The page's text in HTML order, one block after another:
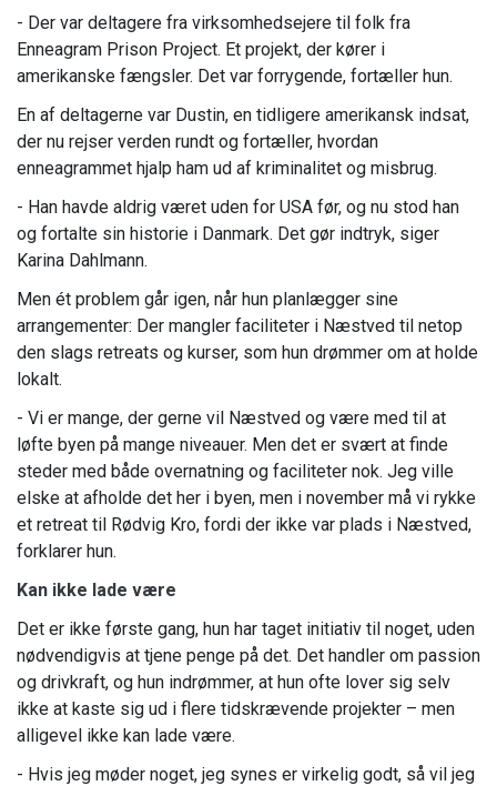
- Der var deltagere fra virksomhedsejere til folk fra
Enneagram Prison Project. Et projekt, der kører i
amerikanske fængsler. Det var forrygende, fortæller hun.
En af deltagerne var Dustin, en tidligere amerikansk indsat,
der nu rejser verden rundt og fortæller, hvordan
enneagrammet hjalp ham ud af kriminalitet og misbrug.
- Han havde aldrig været uden for USA før, og nu stod han
og fortalte sin historie i Danmark. Det gør indtryk, siger
Karina Dahlmann.
Men ét problem går igen, når hun planlægger sine
arrangementer: Der mangler faciliteter i Næstved til netop
den slags retreats og kurser, som hun drømmer om at holde
lokalt.
- Vi er mange, der gerne vil Næstved og være med til at
løfte byen på mange niveauer. Men det er svært at finde
steder med både overnatning og faciliteter nok. Jeg ville
elske at afholde det her i byen, men i november må vi rykke
et retreat til Rødvig Kro, fordi der ikke var plads i Næstved,
forklarer hun.
Kan ikke lade være
Det er ikke første gang, hun har taget initiativ til noget, uden
nødvendigvis at tjene penge på det. Det handler om passion
og drivkraft, og hun indrømmer, at hun ofte lover sig selv
ikke at kaste sig ud i flere tidskrævende projekter – men
alligevel ikke kan lade være.
- Hvis jeg møder noget, jeg synes er virkelig godt, så vil jeg